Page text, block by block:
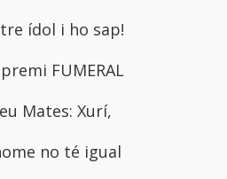
ídol i ho sap!
FUMERAL
Mates: Xurí,
no té igual